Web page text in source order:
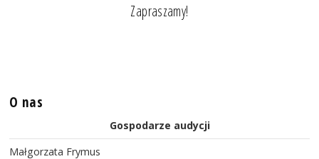
Zapraszamy!
O nas
Gospodarze audycji
Małgorzata Frymus